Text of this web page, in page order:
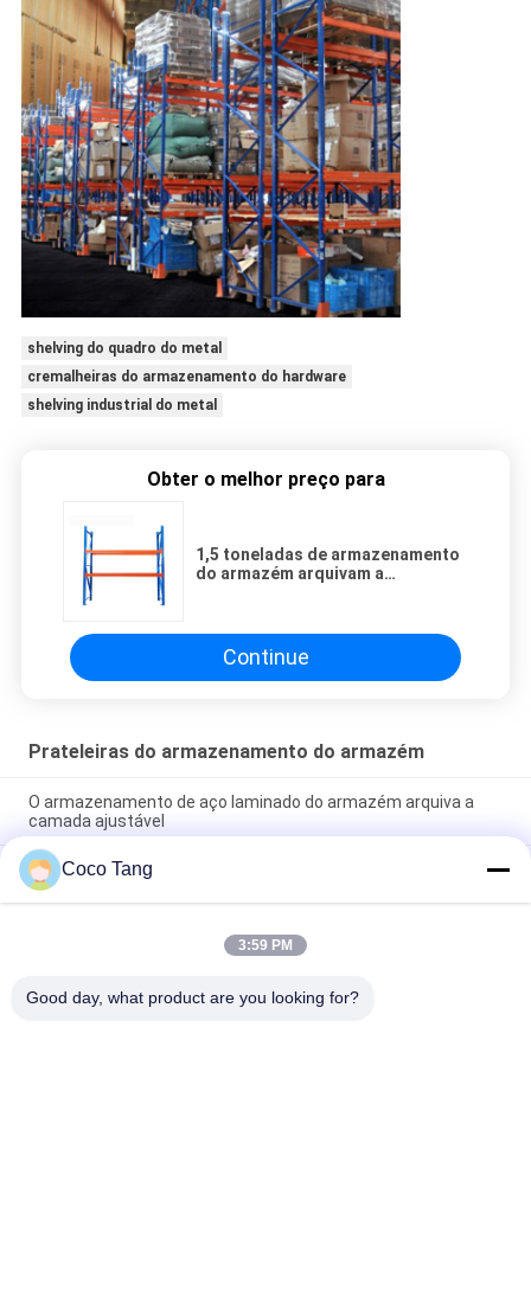
shelving do quadro do metal
cremalheiras do armazenamento do hardware
shelving industrial do metal
Obter o melhor preço para
1,5 toneladas de armazenamento
do armazém arquivam a
Continue
Prateleiras do armazenamento do armazém
O armazenamento de aço laminado do armazém arquiva a
camada ajustável
Gaiolas empilháveis do armazenamento do armazém do GV
de ISO9001 ISO2015 com prateleiras
O armazenamento do armazém do de alta capacidade
arquiva cremalheiras do armazenamento do molde de
Coco Tang
3:59 PM
Good day, what product are you looking for?